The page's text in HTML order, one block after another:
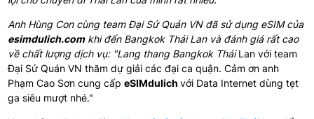
Anh Hùng Con cùng team Đại Sứ Quán VN đã sử dụng eSIM của
esimdulich.comkhi đến Bangkok Thái Lan và đánh giá rất cao
về chất lượng dịch vụ: "Lang thang Bangkok TháiLan với team
Đại Sứ Quán VN thăm dự giải các đại ca quận. Cảm ơn anh
Phạm Cao Sơn cung cấp eSIMdulich với Data Internet dùng tẹt
ga siêu mượt nhé."